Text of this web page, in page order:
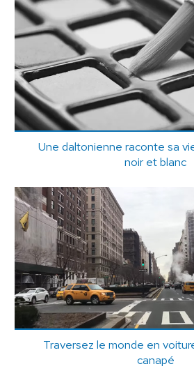
Une daltonienne raconte sa
noir et blanc
Traversez le monde en
canapé